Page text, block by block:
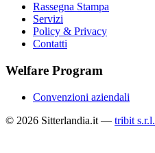
Rassegna Stampa
Servizi
Policy & Privacy
Contatti
Welfare Program
Convenzioni aziendali
© 2026 Sitterlandia.it — tribit s.r.l.